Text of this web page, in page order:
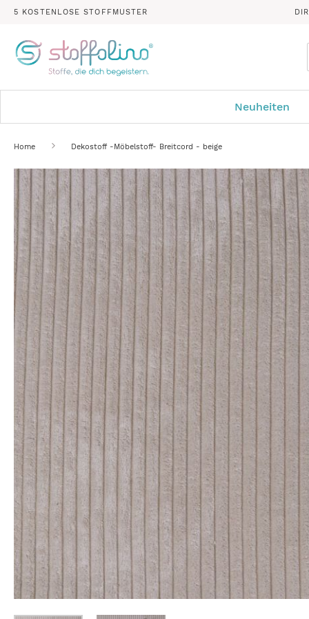
5 KOSTENLOSE STOFFMUSTER
Neuheiten
Home Dekostoff -Möbelstoff- Breitcord - beige
Zum
Ende
der
Bildergalerie
springen